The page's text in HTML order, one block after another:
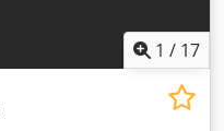
1 / 17